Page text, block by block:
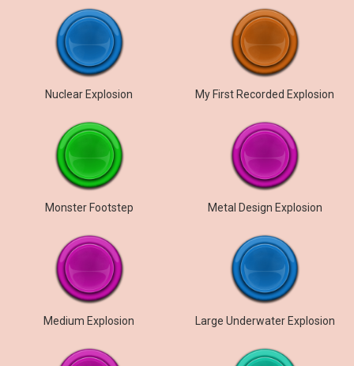
Nuclear Explosion My First Recorded Explosion
Monster Footstep Metal Design Explosion
Medium Explosion Large Underwater Explosion